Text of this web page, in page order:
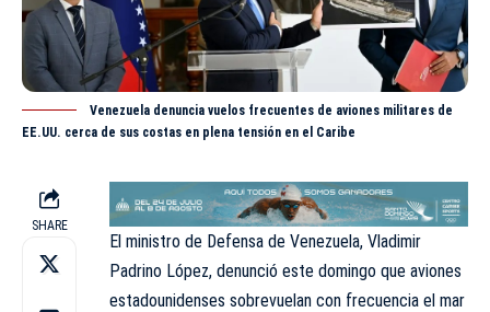
Venezuela denuncia vuelos frecuentes de aviones militares de
EE.UU. cerca de sus costas en plena tensión en el Caribe
SHARE
El ministro de Defensa de Venezuela, Vladimir
Padrino López, denunció este domingo que aviones
estadounidenses sobrevuelan con frecuencia el mar